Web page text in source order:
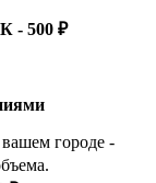
- 500 ₽
вашем городе -